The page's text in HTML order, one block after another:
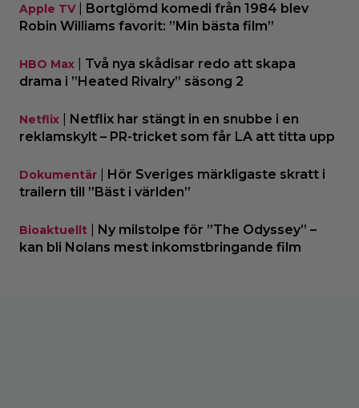
Apple TV|
Bortglömd komedi från 1984 blev
Robin Williams favorit: ”Min bästa film”
HBO Max
Två nya skådisar redo att skapa
drama i ”Heated Rivalry” säsong 2
Netflix
Netflix har stängt in en snubbe i en
reklamskylt – PR-tricket som får LA att titta upp
Dokumentär
Hör Sveriges märkligaste skratt i
trailern till ”Bäst i världen”
Bioaktuellt
Ny milstolpe för ”The Odyssey” –
kan bli Nolans mest inkomstbringande film